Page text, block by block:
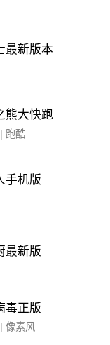
最新版本
熊大快跑
跑酷
手机版
最新版
毒正版
像素风